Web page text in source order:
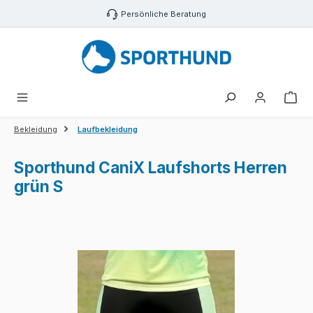
Zum Hauptinhalt springen Persönliche Beratung
Bekleidung Laufbekleidung
Sporthund CaniX Laufshorts Herren
grün S
Bildergalerie überspringen